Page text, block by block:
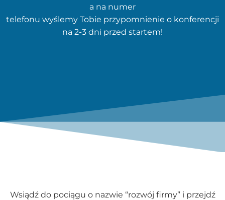
a na numer
telefonu wyślemy Tobie przypomnienie o konferencji
na 2-3 dni przed startem!
Wsiądź do pociągu o nazwie “rozwój firmy” i przejdź